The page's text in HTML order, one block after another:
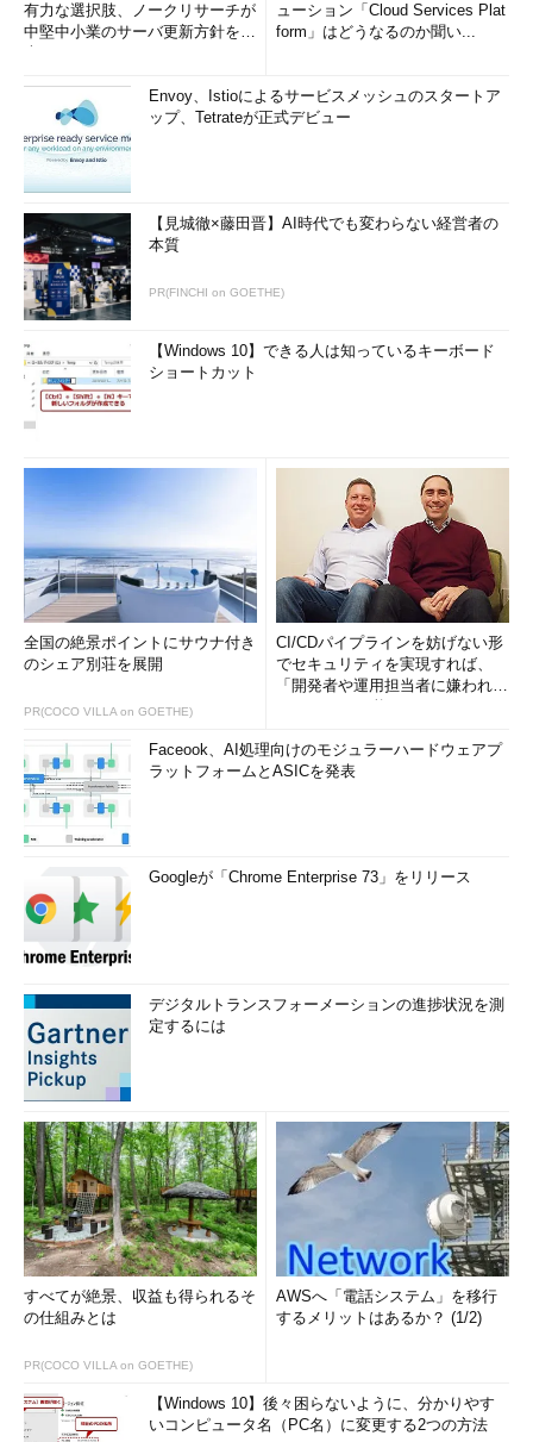
有力な選択肢、ノークリサーチが
中堅中小業のサーバ更新方針を調
ューション「Cloud Services Plat
form」はどうなるのか聞い...
Envoy、Istioによるサービスメッシュのスタートア
ップ、Tetrateが正式デビュー
【見城徹×藤田晋】AI時代でも変わらない経営者の
本質
PR(FINCHI on GOETHE)
【Windows 10】できる人は知っているキーボード
ショートカット
全国の絶景ポイントにサウナ付き
のシェア別荘を展開
PR(COCO VILLA on GOETHE)
CI/CDパイプラインを妨げない形
でセキュリティを実現すれば、
「開発者や運用担当者に嫌われな
Faceook、AI処理向けのモジュラーハードウェアプ
ラットフォームとASICを発表
Googleが「Chrome Enterprise 73」をリリース
デジタルトランスフォーメーションの進捗状況を測
定するには
すべてが絶景、収益も得られるそ
の仕組みとは
PR(COCO VILLA on GOETHE)
AWSへ「電話システム」を移行
するメリットはあるか？ (1/2)
【Windows 10】後々困らないように、分かりやす
いコンピュータ名（PC名）に変更する2つの方法